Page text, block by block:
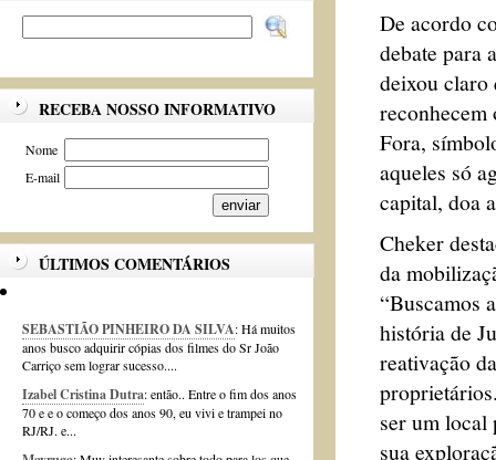
RECEBA NOSSO INFORMATIVO
Nome
E-mail
ÚLTIMOS COMENTÁRIOS
SEBASTIÃO PINHEIRO DA SILVA: Há muitos
anos busco adquirir cópias dos filmes do Sr João
Carriço sem lograr sucesso....
Izabel Cristina Dutra: então.. Entre o fim dos anos
70 e e o começo dos anos 90, eu vivi e trampei no
RJ/RJ. e...
De acordo
debate para
deixou claro
Fora,
aqueles só
capital, doa
Cheker
da
“Buscamos
história de
reativação
ser um local
sua